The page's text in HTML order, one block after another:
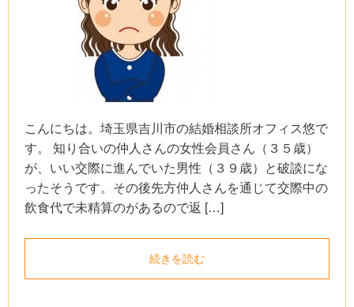
こんにちは。埼玉県吉川市の結婚相談所オフィス悠で
す。 知り合いの仲人さんの女性会員さん（３５歳）
が、いい交際に進んでいた男性（３９歳）と破談にな
ったそうです。その後先方仲人さんを通じて交際中の
飲食代で未精算のがあるので返 […]
続きを読む